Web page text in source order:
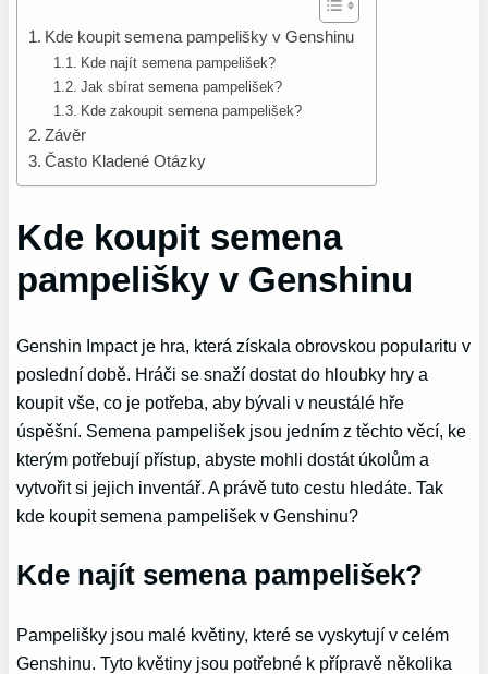
Kde koupit semena pampelišky v Genshinu
Kde najít semena pampelišek?
Jak sbírat semena pampelišek?
Kde zakoupit semena pampelišek?
Závěr
Často Kladené Otázky
Kde koupit semena
pampelišky v Genshinu
Genshin Impact je hra, která získala obrovskou popularitu v
poslední době. Hráči se snaží dostat do hloubky hry a
koupit vše, co je potřeba, aby bývali v neustálé hře
úspěšní. Semena pampelišek jsou jedním z těchto věcí, ke
kterým potřebují přístup, abyste mohli dostát úkolům a
vytvořit si jejich inventář. A právě tuto cestu hledáte. Tak
kde koupit semena pampelišek v Genshinu?
Kde najít semena pampelišek?
Pampelišky jsou malé květiny, které se vyskytují v celém
Genshinu. Tyto květiny jsou potřebné k přípravě několika